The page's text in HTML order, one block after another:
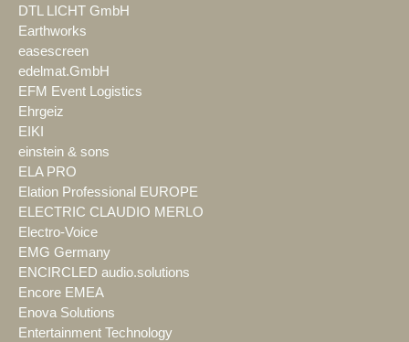
DTL LICHT GmbH
Earthworks
easescreen
edelmat.GmbH
EFM Event Logistics
Ehrgeiz
EIKI
einstein & sons
ELA PRO
Elation Professional EUROPE
ELECTRIC CLAUDIO MERLO
Electro-Voice
EMG Germany
ENCIRCLED audio.solutions
Encore EMEA
Enova Solutions
Entertainment Technology